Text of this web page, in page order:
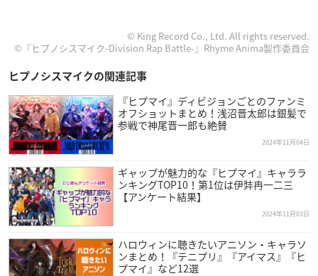
© King Record Co., Ltd. All rights reserved.
©『ヒプノシスマイク-Division Rap Battle-』Rhyme Anima製作委員会
ヒプノシスマイクの関連記事
『ヒプマイ』ディビジョンごとのファンミ
オフショットまとめ！浅沼晋太郎は銀髪で
参戦で神尾晋一郎も絶賛
2024年11月04日
ギャップが魅力的な『ヒプマイ』キャララ
ンキングTOP10！第1位は伊弉冉一二三
【アンケート結果】
2024年11月03日
ハロウィンに聴きたいアニソン・キャラソ
ンまとめ！『テニプリ』『アイマス』『ヒ
プマイ』など12選